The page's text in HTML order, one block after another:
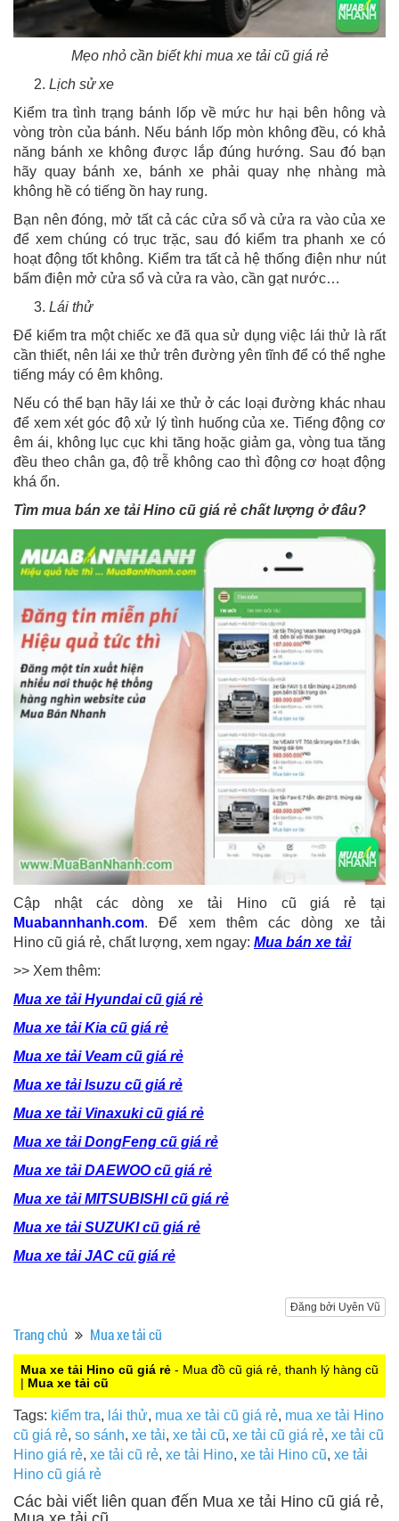
Mẹo nhỏ cần biết khi mua xe tải cũ giá rẻ
Lịch sử xe
Kiểm tra tình trạng bánh lốp về mức hư hại bên hông và
vòng tròn của bánh. Nếu bánh lốp mòn không đều, có khả
năng bánh xe không được lắp đúng hướng. Sau đó bạn
hãy quay bánh xe, bánh xe phải quay nhẹ nhàng mà
không hề có tiếng ồn hay rung.
Bạn nên đóng, mở tất cả các cửa sổ và cửa ra vào của xe
để xem chúng có trục trặc, sau đó kiểm tra phanh xe có
hoạt động tốt không. Kiểm tra tất cả hệ thống điện như nút
bấm điện mở cửa sổ và cửa ra vào, cần gạt nước…
Lái thử
Để kiểm tra một chiếc xe đã qua sử dụng việc lái thử là rất
cần thiết, nên lái xe thử trên đường yên tĩnh để có thể nghe
tiếng máy có êm không.
Nếu có thể bạn hãy lái xe thử ở các loại đường khác nhau
để xem xét góc độ xử lý tình huống của xe. Tiếng động cơ
êm ái, không lục cục khi tăng hoặc giảm ga, vòng tua tăng
đều theo chân ga, độ trễ không cao thì động cơ hoạt động
khá ổn.
Tìm mua bán xe tải Hino cũ giá rẻ chất lượng ở đâu?
Cập nhật các dòng xe tải Hino cũ giá rẻ tại
Muabannhanh.com. Để xem thêm các dòng xe tải
Hino cũ giá rẻ, chất lượng, xem ngay: Mua bán xe tải
>> Xem thêm:
Mua xe tải Hyundai cũ giá rẻ
Mua xe tải Kia cũ giá rẻ
Mua xe tải Veam cũ giá rẻ
Mua xe tải Isuzu cũ giá rẻ
Mua xe tải Vinaxuki cũ giá rẻ
Mua xe tải DongFeng cũ giá rẻ
Mua xe tải DAEWOO cũ giá rẻ
Mua xe tải MITSUBISHI cũ giá rẻ
Mua xe tải SUZUKI cũ giá rẻ
Mua xe tải JAC cũ giá rẻ
Đăng bởi Uyên Vũ
Trang chủ Mua xe tải cũ
Mua xe tải Hino cũ giá rẻ - Mua đồ cũ giá rẻ, thanh lý hàng cũ
| Mua xe tải cũ
Tags: kiểm tra, lái thử, mua xe tải cũ giá rẻ, mua xe tải Hino
cũ giá rẻ, so sánh, xe tải, xe tải cũ, xe tải cũ giá rẻ, xe tải cũ
Hino giá rẻ, xe tải cũ rẻ, xe tải Hino, xe tải Hino cũ, xe tải
Hino cũ giá rẻ
Các bài viết liên quan đến Mua xe tải Hino cũ giá rẻ,